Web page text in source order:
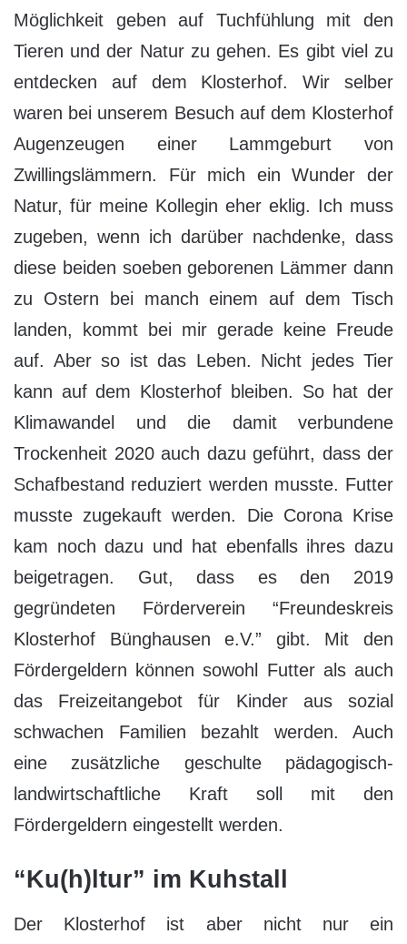
Möglichkeit geben auf Tuchfühlung mit den
Tieren und der Natur zu gehen. Es gibt viel zu
entdecken auf dem Klosterhof. Wir selber
waren bei unserem Besuch auf dem Klosterhof
Augenzeugen einer Lammgeburt von
Zwillingslämmern. Für mich ein Wunder der
Natur, für meine Kollegin eher eklig. Ich muss
zugeben, wenn ich darüber nachdenke, dass
diese beiden soeben geborenen Lämmer dann
zu Ostern bei manch einem auf dem Tisch
landen, kommt bei mir gerade keine Freude
auf. Aber so ist das Leben. Nicht jedes Tier
kann auf dem Klosterhof bleiben. So hat der
Klimawandel und die damit verbundene
Trockenheit 2020 auch dazu geführt, dass der
Schafbestand reduziert werden musste. Futter
musste zugekauft werden. Die Corona Krise
kam noch dazu und hat ebenfalls ihres dazu
beigetragen. Gut, dass es den 2019
gegründeten Förderverein “Freundeskreis
Klosterhof Bünghausen e.V.” gibt. Mit den
Fördergeldern können sowohl Futter als auch
das Freizeitangebot für Kinder aus sozial
schwachen Familien bezahlt werden. Auch
eine zusätzliche geschulte pädagogisch-
landwirtschaftliche Kraft soll mit den
Fördergeldern eingestellt werden.
“Ku(h)ltur” im Kuhstall
Der Klosterhof ist aber nicht nur ein